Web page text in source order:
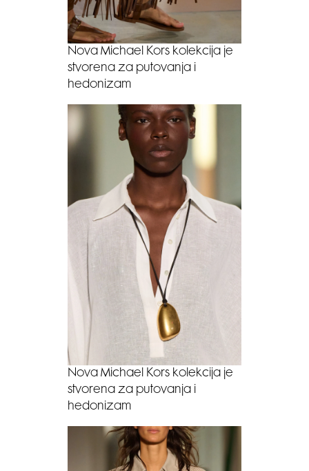
Nova Michael Kors kolekcija je
stvorena za putovanja i
hedonizam
Nova Michael Kors kolekcija je
stvorena za putovanja i
hedonizam